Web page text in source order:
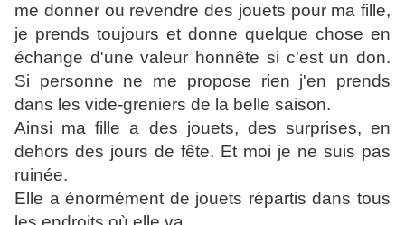
me donner ou revendre des jouets pour ma fille,
je prends toujours et donne quelque chose en
échange d'une valeur honnête si c'est un don.
Si personne ne me propose rien j'en prends
dans les vide-greniers de la belle saison.
Ainsi ma fille a des jouets, des surprises, en
dehors des jours de fête. Et moi je ne suis pas
ruinée.
Elle a énormément de jouets répartis dans tous